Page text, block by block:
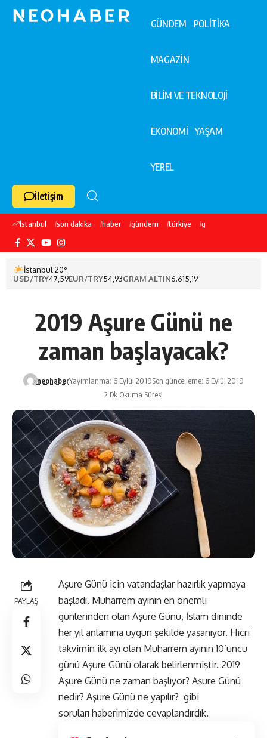
GÜNDEM POLİTİKA
MAGAZİN
BİLİM VE TEKNOLOJİ
EKONOMİ YAŞAM
YEREL
İletişim
İstanbul son dakika haber gündem türkiye galatasaray
İstanbul 20°
USD/TRY47,59EUR/TRY54,93GRAM ALTIN6.615,19
2019 Aşure Günü ne
zaman başlayacak?
neohaberYayımlanma: 6 Eylül 2019Son güncelleme: 6 Eylül 2019
2 Dk Okuma Süresi
PAYLAŞ
Aşure Günü için vatandaşlar hazırlık yapmaya
başladı. Muharrem ayının en önemli
günlerinden olan Aşure Günü, İslam dininde
her yıl anlamına uygun şekilde yaşanıyor. Hicri
takvimin ilk ayı olan Muharrem ayının 10’uncu
günü Aşure Günü olarak belirlenmiştir. 2019
Aşure Günü ne zaman başlıyor? Aşure Günü
nedir? Aşure Günü ne yapılır? gibi
soruları haberimizde cevaplandırdık.